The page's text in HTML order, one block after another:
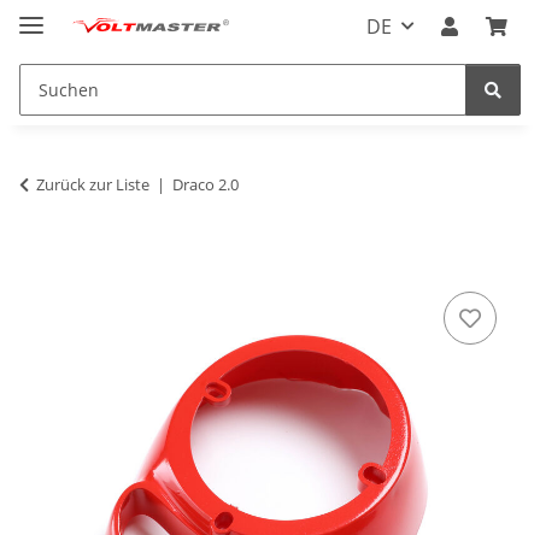
DE
Zurück zur Liste Draco 2.0